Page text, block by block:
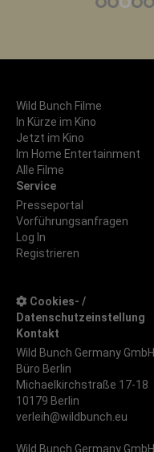
Wild Bunch Filme
In Kürze im Kino
Jetzt im Kino
Im Home Entertainment
Alle Filme
Service
Presseportal
Vorführungsanfragen
Log In
Registrieren
Cookies- /
Datenschutzeinstellung
Kontakt
Wild Bunch Germany GmbH
Büro Berlin
Michaelkirchstraße 17-18
10179 Berlin
verleih@wildbunch.eu
Wild Bunch Germany GmbH